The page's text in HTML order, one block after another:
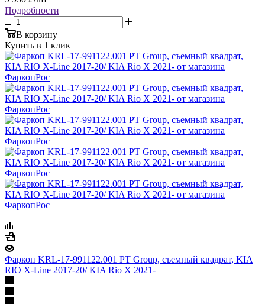
Подробности
В корзину
Купить в 1 клик
Фаркоп KRL-17-991122.001 PT Group, съемный квадрат, KIA
RIO X-Line 2017-20/ KIA Rio X 2021-